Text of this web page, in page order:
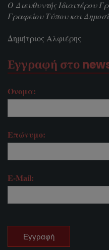
Ο Διευθυντής Ιδιαιτέρου
Γραφείου Τύπου και
Δημήτριος Αλφιέρης
Εγγραφή στο
Όνομα:
Επώνυμο:
E-Mail: